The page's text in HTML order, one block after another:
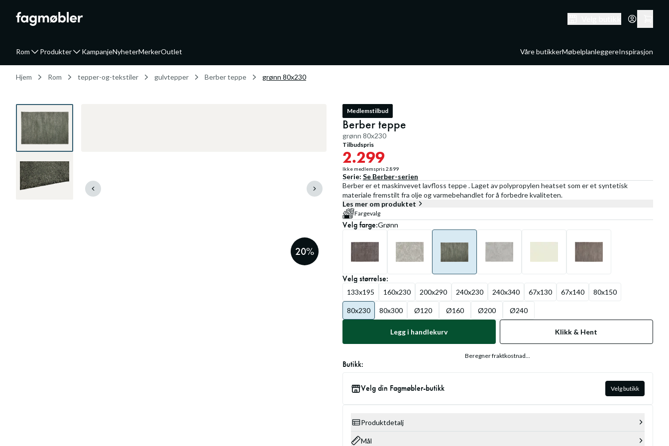
Rom Produkter KampanjeNyheterMerkerOutlet Våre butikkerMøbelplanleggereInspirasjon
Hjem Rom tepper-og-tekstiler gulvtepper Berber teppe grønn 80x230
20%
Medlemstilbud
Berber teppe
grønn 80x230
Tilbudspris
2.299
Ikke medlemspris2.899
Serie: Se Berber-serien
Berber er et maskinvevet lavfloss teppe . Laget av polypropylen heatset som er et syntetisk
materiale fremstilt fra olje og varmebehandlet for å forbedre kvaliteten.
Les mer om produktet
Fargevalg
Velgfarge:Grønn
Velgstørrelse:
133x195 160x230 200x290 240x230 240x340 67x130 67x140 80x150
80x230 80x300 Ø120 Ø160 Ø200 Ø240
Legg i handlekurv Klikk & Hent
Beregner fraktkostnad...
Butikk:
Velg din Fagmøbler-butikk Velg butikk
Produktdetalj
Mål